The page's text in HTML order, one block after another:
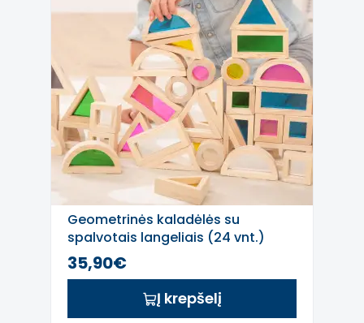
Geometrinės kaladėlės su
spalvotais langeliais (24 vnt.)
35,90€
Į krepšelį